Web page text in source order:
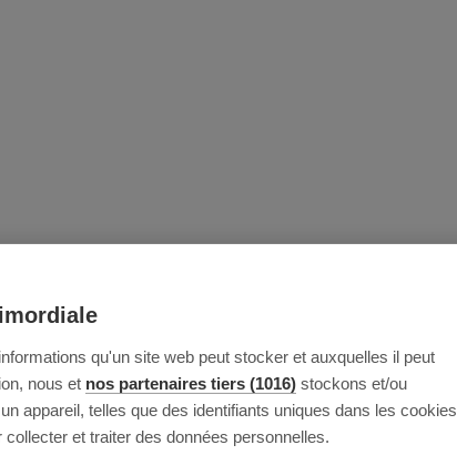
qu'un site web peut stocker et auxquelles il peut
nous et nos partenaires tiers (1016) stockons et/ou
appareil, telles que des identifiants uniques dans les cookies
et traiter des données personnelles.